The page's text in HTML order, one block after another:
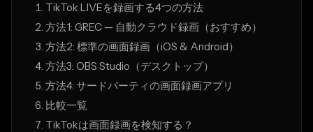
TikTok LIVEを録画する4つの方法
方法1: GREC — 自動クラウド録画（おすすめ）
方法2: 標準の画面録画（iOS & Android）
方法3: OBS Studio（デスクトップ）
方法4: サードパーティの画面録画アプリ
比較一覧
TikTokは画面録画を検知する？